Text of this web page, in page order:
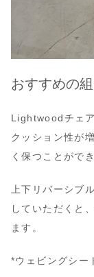
おすすめの
Lightwoodチェ
クッション性が
く保つことがで
上下リバーシブ
していただくと
ます。
*ウェビングシー